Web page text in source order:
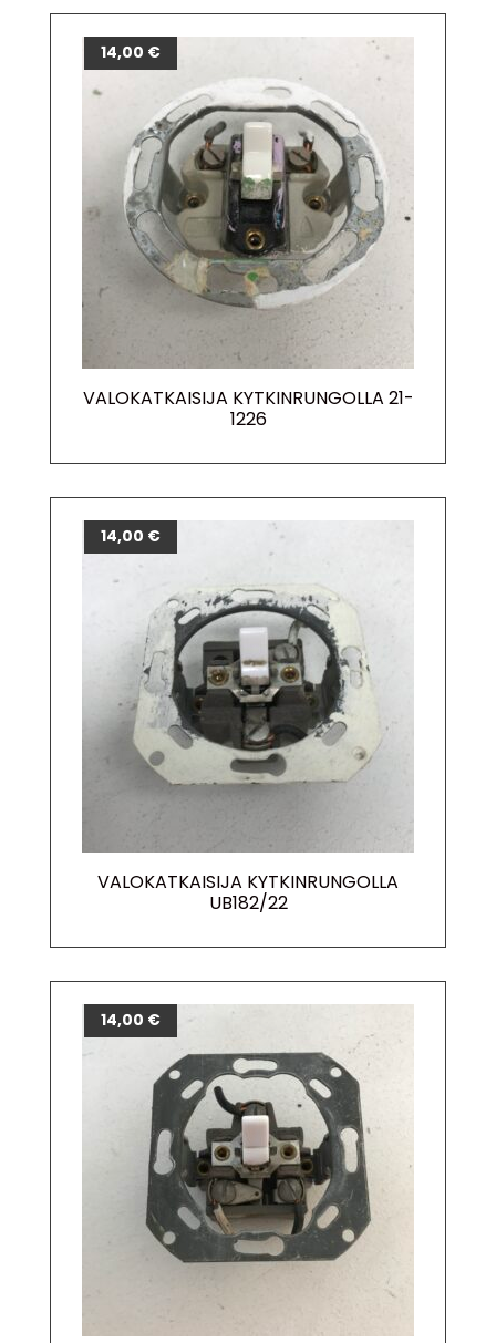
VALOKATKAISIJA KYTKINRUNGOLLA 21-
1226
14,00 €
VALOKATKAISIJA KYTKINRUNGOLLA
UB182/22
14,00 €
14,00 €